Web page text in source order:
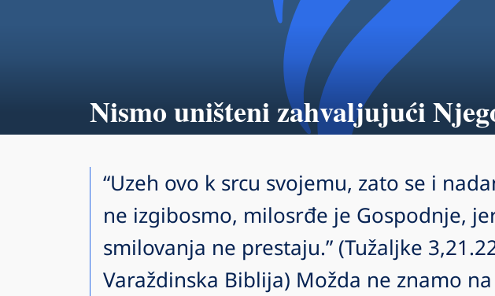
Nismo uništeni zahvaljujući
“Uzeh ovo k srcu svojemu, zato se i
ne izgibosmo, milosrđe je Gospodnje,
smilovanja ne prestaju.” (Tužaljke
Varaždinska Biblija) Možda ne znamo